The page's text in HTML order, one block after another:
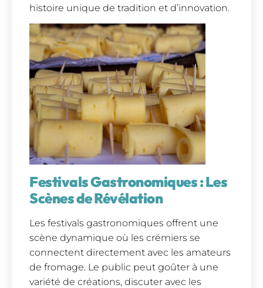
histoire unique de tradition et d’innovation.
Festivals Gastronomiques : Les
Scènes de Révélation
Les festivals gastronomiques offrent une
scène dynamique où les crémiers se
connectent directement avec les amateurs
de fromage. Le public peut goûter à une
variété de créations, discuter avec les